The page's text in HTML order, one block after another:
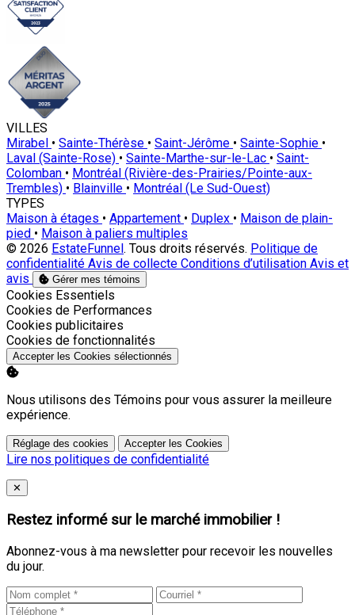
VILLES
Mirabel • Sainte-Thérèse • Saint-Jérôme • Sainte-Sophie •
Laval (Sainte-Rose) • Sainte-Marthe-sur-le-Lac • Saint-
Colomban • Montréal (Rivière-des-Prairies/Pointe-aux-
Trembles) • Blainville • Montréal (Le Sud-Ouest)
TYPES
Maison à étages • Appartement • Duplex • Maison de plain-
pied • Maison à paliers multiples
© 2026 EstateFunnel. Tous droits réservés. Politique de
confidentialité Avis de collecte Conditions d’utilisation Avis et
avis
Gérer mes témoins
Activer
Cookies Essentiels
Activer
Cookies de Performances
Activer
Cookies publicitaires
Activer
Cookies de fonctionnalités
Accepter les Cookies sélectionnés
Nous utilisons des Témoins pour vous assurer la meilleure
expérience.
Réglage des cookies Accepter les Cookies
Lire nos politiques de confidentialité
Close
✕
Restez informé sur le marché immobilier !
Abonnez-vous à ma newsletter pour recevoir les nouvelles
du jour.